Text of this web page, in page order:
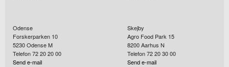
Odense
Forskerparken 10
5230Odense M
Telefon 72 20 20 00
Send e-mail
Skejby
Agro Food Park 15
8200Aarhus N
Telefon 72 20 30 00
Send e-mail